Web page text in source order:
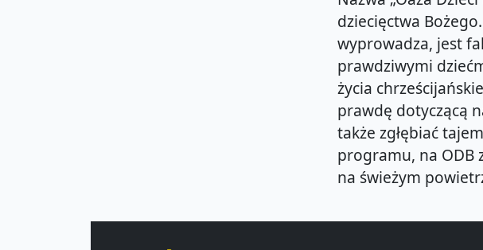
dziecięctwa
wyprowadza, jest
prawdziwymi
życia
prawdę dotyczącą
także zgłębiać
programu, na ODB
na świeżym